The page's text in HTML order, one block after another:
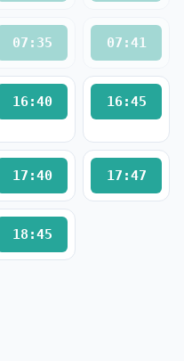
07:35 07:41
16:40 16:45
17:40 17:47
18:45